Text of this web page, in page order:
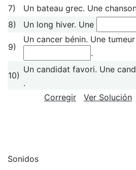
7)
Un bateau grec. Une
8)
Un long hiver. Une
9)
Un cancer bénin. Une tumeur
.
10)
Un candidat favori. Une
.
Corregir
Ver Solución
Sonidos